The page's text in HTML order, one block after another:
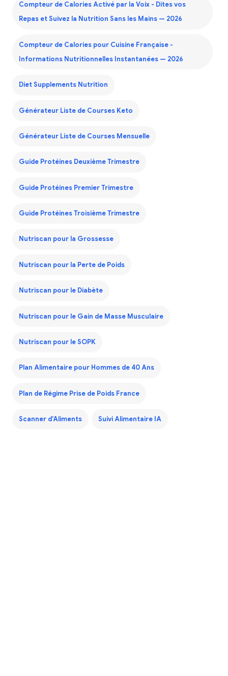
Compteur de Calories Activé par la Voix - Dites vos
Repas et Suivez la Nutrition Sans les Mains — 2026
Compteur de Calories pour Cuisine Française -
Informations Nutritionnelles Instantanées — 2026
Diet Supplements Nutrition
Générateur Liste de Courses Keto
Générateur Liste de Courses Mensuelle
Guide Protéines Deuxième Trimestre
Guide Protéines Premier Trimestre
Guide Protéines Troisième Trimestre
Nutriscan pour la Grossesse
Nutriscan pour la Perte de Poids
Nutriscan pour le Diabète
Nutriscan pour le Gain de Masse Musculaire
Nutriscan pour le SOPK
Plan Alimentaire pour Hommes de 40 Ans
Plan de Régime Prise de Poids France
Scanner d'Aliments Suivi Alimentaire IA